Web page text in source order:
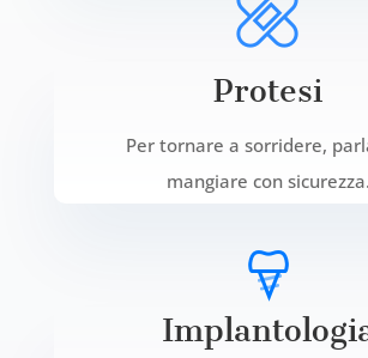
Protesi
Per tornare a sorridere,
mangiare con sicurezza.